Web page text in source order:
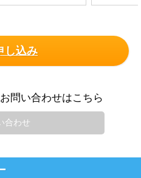
し込み
問い合わせはこちら
合わせ